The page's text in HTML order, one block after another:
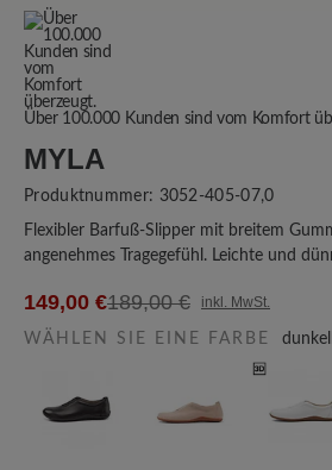
Über 100.000 Kunden sind vom Komfort
MYLA
Produktnummer: 3052-405-07,0
Flexibler Barfuß-Slipper mit breitem
angenehmes Tragegefühl. Leichte und
149,00 €189,00 € inkl. MwSt.
WÄHLEN SIE EINE FARBE